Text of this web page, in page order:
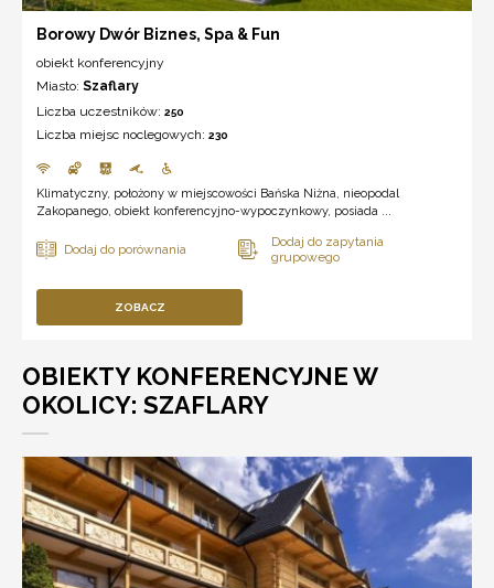
Borowy Dwór Biznes, Spa & Fun
obiekt konferencyjny
Miasto: Szaflary
Liczba uczestników: 250
Liczba miejsc noclegowych: 230
Klimatyczny, położony w miejscowości Bańska Niżna, nieopodal
Zakopanego, obiekt konferencyjno-wypoczynkowy, posiada ...
ZOBACZ
OBIEKTY KONFERENCYJNE W
OKOLICY: SZAFLARY